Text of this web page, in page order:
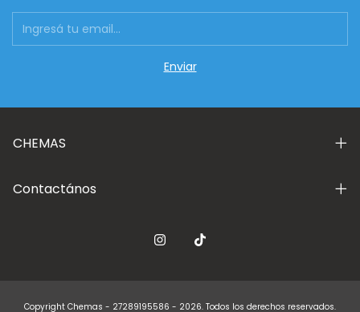
CHEMAS
Contactános
Copyright Chemas - 27289195586 - 2026. Todos los derechos reservados.